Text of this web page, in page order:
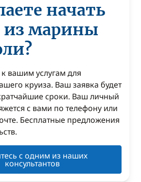
начать
из марины
вашим услугам для
круиза. Ваш заявка будет
сроки. Ваш личный
с вами по телефону или
Бесплатные предложения
с одним из наших
консультантов